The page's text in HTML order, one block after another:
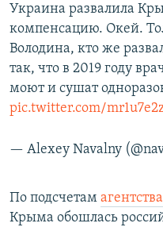
Украина развалила
компенсацию. Окей.
Володина, кто же
так, что в 2019 году
моют и сушат
pic.twitter.com/
— Alexey Navalny
По подсчетам
Крыма обошлась